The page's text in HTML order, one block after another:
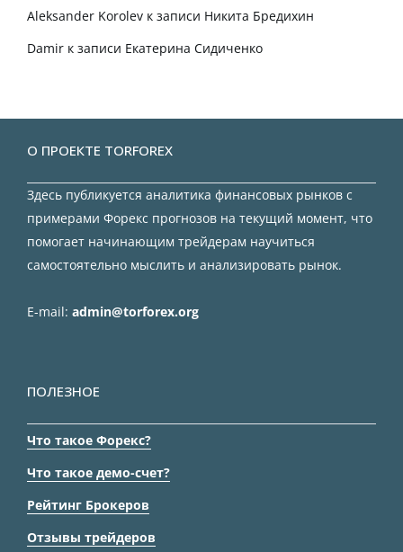
Aleksander Korolev к записи Никита Бредихин
Damir к записи Екатерина Сидиченко
О ПРОЕКТЕ TORFOREX
Здесь публикуется аналитика финансовых рынков с
примерами Форекс прогнозов на текущий момент, что
помогает начинающим трейдерам научиться
самостоятельно мыслить и анализировать рынок.
E-mail: admin@torforex.org
ПОЛЕЗНОЕ
Что такое Форекс?
Что такое демо-счет?
Рейтинг Брокеров
Отзывы трейдеров